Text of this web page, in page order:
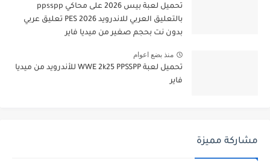
تحميل لعبة بيس 2026 على محاكي ppsspp
بالتعليق العربي للاندرويد PES 2026 تعليق عربي
بدون نت بحجم صغير من ميديا فاير
منذ بضع اعوام
تحميل لعبة WWE 2k25 PPSSPP للأندرويد من ميديا
فاير
مشاركة مميزة